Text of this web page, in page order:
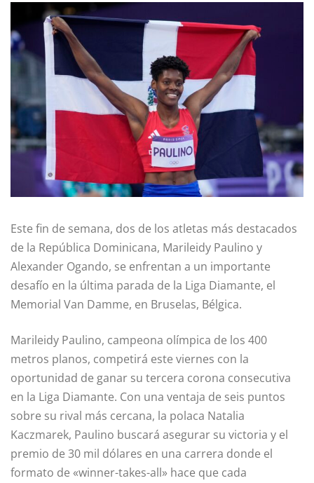
Este fin de semana, dos de los atletas más destacados
de la República Dominicana, Marileidy Paulino y
Alexander Ogando, se enfrentan a un importante
desafío en la última parada de la Liga Diamante, el
Memorial Van Damme, en Bruselas, Bélgica.
Marileidy Paulino, campeona olímpica de los 400
metros planos, competirá este viernes con la
oportunidad de ganar su tercera corona consecutiva
en la Liga Diamante. Con una ventaja de seis puntos
sobre su rival más cercana, la polaca Natalia
Kaczmarek, Paulino buscará asegurar su victoria y el
premio de 30 mil dólares en una carrera donde el
formato de «winner-takes-all» hace que cada